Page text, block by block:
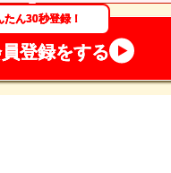
たん30秒登録！
登録をする